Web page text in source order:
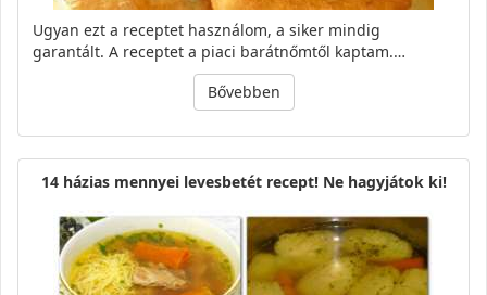
Ugyan ezt a receptet használom, a siker mindig
garantált. A receptet a piaci barátnőmtől kaptam.…
Bővebben
14 házias mennyei levesbetét recept! Ne hagyjátok ki!